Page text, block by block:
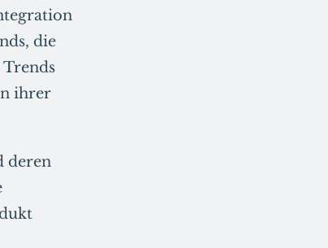
die
ihrer
deren